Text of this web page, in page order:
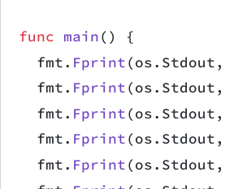
func main() {
	fmt.
Fprint(os.Stdout,
	fmt.
Fprint(os.Stdout,
	fmt.
Fprint(os.Stdout,
	fmt.
Fprint(os.Stdout,
	fmt.
Fprint(os.Stdout,